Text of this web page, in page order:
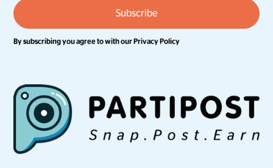
By subscribing you agree to with ourPrivacy Policy